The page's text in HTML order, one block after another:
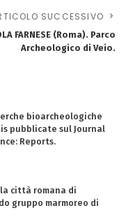
SUCCESSIVO
FARNESE (Roma). Parco
Archeologico di Veio.
bioarcheologiche
pubblicate sul Journal
Reports.
città romana di
gruppo marmoreo di